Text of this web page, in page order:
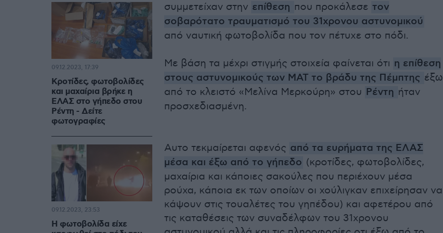
συμμετείχαν στην επίθεση που προκάλεσε τον
σοβαρότατο τραυματισμό του 31χρονου αστυνομικού
από ναυτική φωτοβολίδα που τον πέτυχε στο πόδι.
Με βάση τα μέχρι στιγμής στοιχεία φαίνεται ότι η επίθεση
στους αστυνομικούς των ΜΑΤ το βράδυ της Πέμπτης έξω
από το κλειστό «Μελίνα Μερκούρη» στου Ρέντη ήταν
προσχεδιασμένη.
Αυτο τεκμαίρεται αφενός από τα ευρήματα της ΕΛΑΣ
μέσα και έξω από το γήπεδο (κροτίδες, φωτοβολίδες,
μαχαίρια και κάποιες σακούλες που περιέχουν μέσα
ρούχα, κάποια εκ των οποίων οι χούλιγκαν επιχείρησαν να
κάψουν στις τουαλέτες του γηπέδου) και αφετέρου από
τις καταθέσεις των συναδέλφων του 31χρονου
Κροτίδες, φωτοβολίδες
και μαχαίρια βρήκε η
ΕΛΑΣ στο γήπεδο στου
Ρέντη - Δείτε
φωτογραφίες
09.12.2023, 17:39
Η φωτοβολίδα είχε
09.12.2023, 23:53